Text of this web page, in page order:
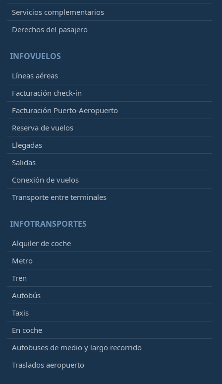
Servicios complementarios
Derechos del pasajero
INFOVUELOS
Líneas aéreas
Facturación check-in
Facturación Puerto-Aeropuerto
Reserva de vuelos
Llegadas
Salidas
Conexión de vuelos
Transporte entre terminales
INFOTRANSPORTES
Alquiler de coche
Metro
Tren
Autobús
Taxis
En coche
Autobuses de medio y largo recorrido
Traslados aeropuerto